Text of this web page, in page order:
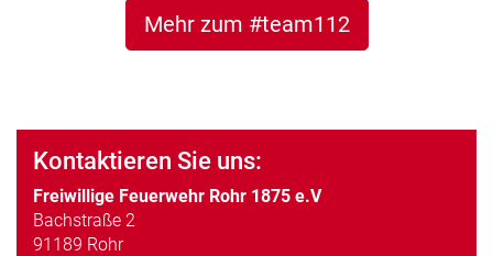
Mehr zum #team112
Kontaktieren Sie uns:
Freiwillige Feuerwehr Rohr 1875 e.V
Bachstraße 2
91189 Rohr